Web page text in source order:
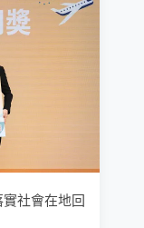
社會在地回